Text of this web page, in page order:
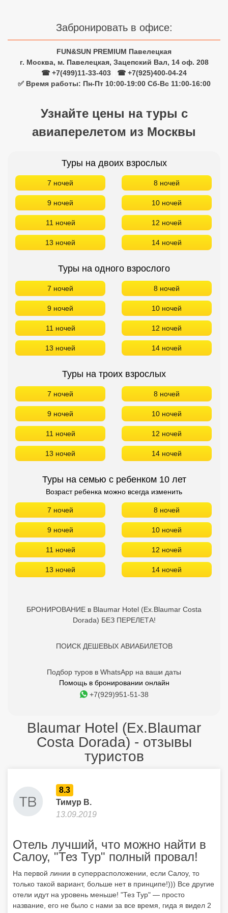
Забронировать в офисе:
FUN&SUN PREMIUM Павелецкая
г. Москва, м. Павелецкая, Зацепский Вал, 14 оф. 208
☎ +7(499)11-33-403
☎ +7(925)400-04-24
✅ Время работы: Пн-Пт 10:00-19:00 Сб-Вс 11:00-16:00
Узнайте цены на туры с
авиаперелетом из Москвы
Туры на двоих взрослых
7 ночей 8 ночей
9 ночей 10 ночей
11 ночей 12 ночей
13 ночей 14 ночей
Туры на одного взрослого
7 ночей 8 ночей
9 ночей 10 ночей
11 ночей 12 ночей
13 ночей 14 ночей
Туры на троих взрослых
7 ночей 8 ночей
9 ночей 10 ночей
11 ночей 12 ночей
13 ночей 14 ночей
Туры на семью с ребенком 10 лет
Возраст ребенка можно всегда изменить
7 ночей 8 ночей
9 ночей 10 ночей
11 ночей 12 ночей
13 ночей 14 ночей
БРОНИРОВАНИЕ в Blaumar Hotel (Ex.Blaumar Costa
Dorada) БЕЗ ПЕРЕЛЕТА!
ПОИСК ДЕШЕВЫХ АВИАБИЛЕТОВ
Подбор туров в WhatsApp на ваши даты
Помощь в бронировании онлайн
+7(929)951-51-38
Blaumar Hotel (Ex.Blaumar
Costa Dorada) - отзывы
туристов
8.3
Тимур В.
13.09.2019
Отель лучший, что можно найти в
Салоу, "Тез Тур" полный провал!
На первой линии в суперрасположении, если Салоу, то
только такой вариант, больше нет в принципе!))) Все другие
отели идут на уровень меньше! "Тез Тур" — просто
название, его не было с нами за все время, гида я видел 2